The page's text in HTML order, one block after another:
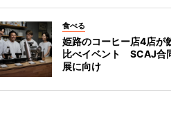
食べる
姫路のコーヒー店4店が
比べイベント SCAJ合
展に向け